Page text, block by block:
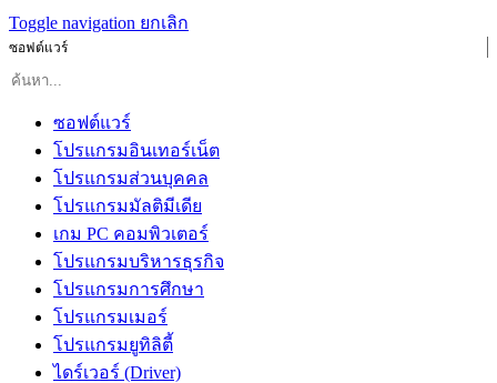
Toggle navigation ยกเลิก
ซอฟต์แวร์
ซอฟต์แวร์
โปรแกรมอินเทอร์เน็ต
โปรแกรมส่วนบุคคล
โปรแกรมมัลติมีเดีย
เกม PC คอมพิวเตอร์
โปรแกรมบริหารธุรกิจ
โปรแกรมการศึกษา
โปรแกรมเมอร์
โปรแกรมยูทิลิตี้
ไดร์เวอร์ (Driver)